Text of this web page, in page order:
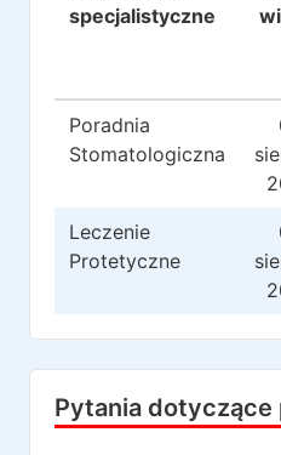
specjalistyczne
Poradnia
Stomatologiczna
Leczenie
Protetyczne
Pytania dotyczące